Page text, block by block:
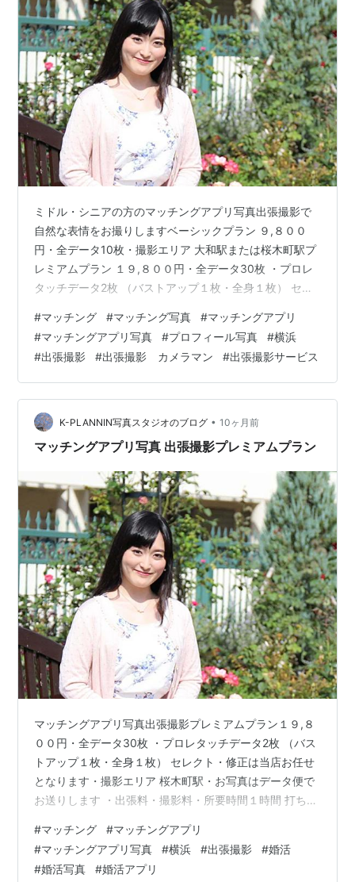
ミドル・シニアの方のマッチングアプリ写真出張撮影で
自然な表情をお撮りしますベーシックプラン ９,８００
円・全データ10枚・撮影エリア 大和駅または桜木町駅プ
レミアムプラン １９,８００円・全データ30枚 ・プロレ
タッチデータ2枚 （バストアップ１枚・全身１枚） セレ
駅・出張料・撮影料・所要時間 ベーシックプラン30分
プレミアムプラン60分 打ち合わせ後移動しながら撮影・
時間延長30分5,000円・土日祝＋5,000円・交通費別途
実費・お支払いは撮影時に 現金でお願いいたします・お
仕度を済ませて 待ち合わせ場所にお越しください・許可
が必要な場…
#マッチング #マッチング写真 #マッチングアプリ
#マッチングアプリ写真 #プロフィール写真 #横浜
#出張撮影 #出張撮影 カメラマン #出張撮影サービス
K-PLANNIN写真スタジオのブログ • 10ヶ月前
マッチングアプリ写真 出張撮影プレミアムプラン
マッチングアプリ写真出張撮影プレミアムプラン１９,８
００円・全データ30枚 ・プロレタッチデータ2枚 （バス
トアップ１枚・全身１枚） セレクト・修正は当店お任せ
となります・撮影エリア 桜木町駅・お写真はデータ便で
お送りします ・出張料・撮影料・所要時間１時間 打ち合
祝＋5,000円・交通費別途実費・お仕度を済ませて 待ち
合わせ場所にお越しください・撮影許可が必要な場所で
は 事前にお客様で撮影許可をお取りください Ｋ-ＰＬＡ
#マッチング #マッチングアプリ
#マッチングアプリ写真 #横浜 #出張撮影 #婚活
#婚活写真 #婚活アプリ